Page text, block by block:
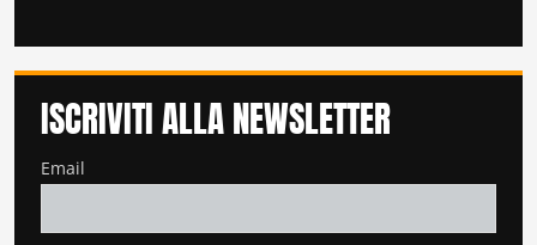
ISCRIVITI ALLA NEWSLETTER
Email